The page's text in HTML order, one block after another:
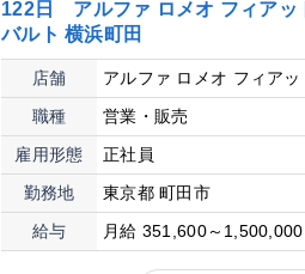
122日 アルファ ロメオ フィアッ
バルト 横浜町田
店舗
アルファ ロメオ フィア
職種
営業・販売
雇用形態
正社員
勤務地
東京都 町田市
給与
月給 351,600～1,500,000